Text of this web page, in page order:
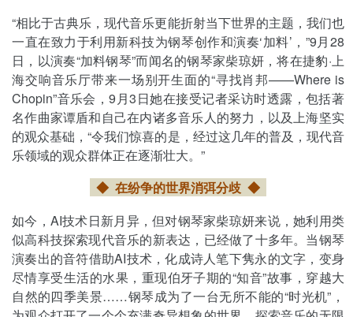
“相比于古典乐，现代音乐更能折射当下世界的主题，我们也
一直在致力于利用新科技为钢琴创作和演奏‘加料’，”9月28
日，以演奏“加料钢琴”而闻名的钢琴家柴琼妍，将在捷豹·上
海交响音乐厅带来一场别开生面的“寻找肖邦——Where is
Chopin”音乐会，9月3日她在接受记者采访时透露，包括著
名作曲家谭盾和自己在内诸多音乐人的努力，以及上海坚实
的观众基础，“令我们惊喜的是，经过这几年的普及，现代音
乐领域的观众群体正在逐渐壮大。”
◆ 在纷争的世界消弭分歧 ◆
如今，AI技术日新月异，但对钢琴家柴琼妍来说，她利用类
似高科技探索现代音乐的新表达，已经做了十多年。当钢琴
演奏出的音符借助AI技术，化成诗人笔下隽永的文字，变身
尽情享受生活的水果，重现伯牙子期的“知音”故事，穿越大
自然的四季美景……钢琴成为了一台无所不能的“时光机”，